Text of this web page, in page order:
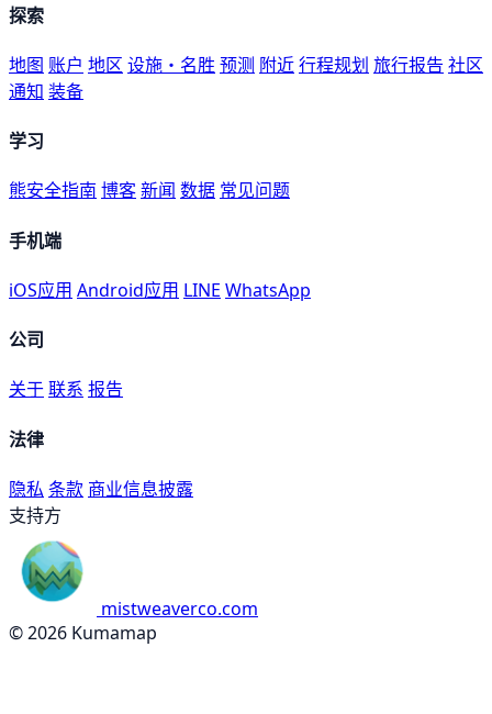
探索
地图 账户 地区 设施・名胜 预测 附近行程规划 旅行报告 社区
通知 装备
学习
熊安全指南 博客新闻 数据 常见问题
手机端
iOS应用 Android应用 LINE WhatsApp
公司
关于联系 报告
法律
隐私 条款 商业信息披露
支持方
mistweaverco.com
© 2026 Kumamap